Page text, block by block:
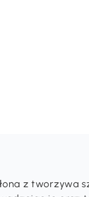
z tworzywa